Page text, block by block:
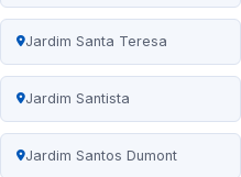
Jardim Santa Teresa
Jardim Santista
Jardim Santos Dumont